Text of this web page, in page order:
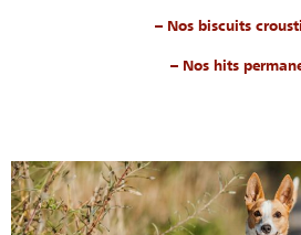
– Nos biscuits
– Nos hits